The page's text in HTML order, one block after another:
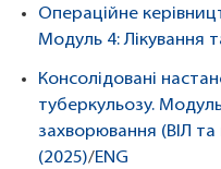
Операційне
Модуль 4: Лікування
Консолідовані
туберкульозу.
захворювання (ВІЛ
(2025)/ENG